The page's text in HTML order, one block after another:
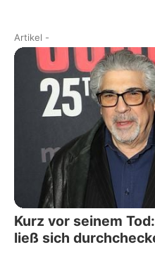
Artikel -
Kurz vor seinem
ließ sich